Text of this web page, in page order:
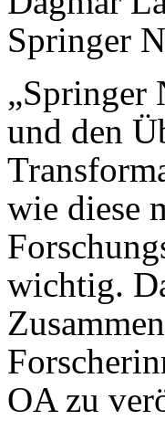
Springer
„Springer
und den
wie diese
wichtig.
OA zu